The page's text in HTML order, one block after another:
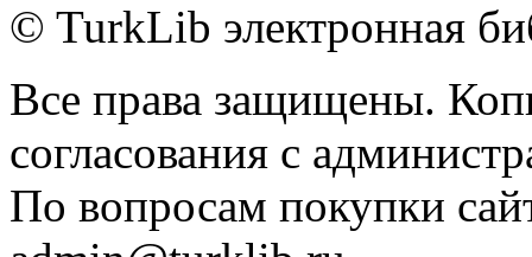
© TurkLib электронная
Все права защищены.
согласования с
По вопросам покупки